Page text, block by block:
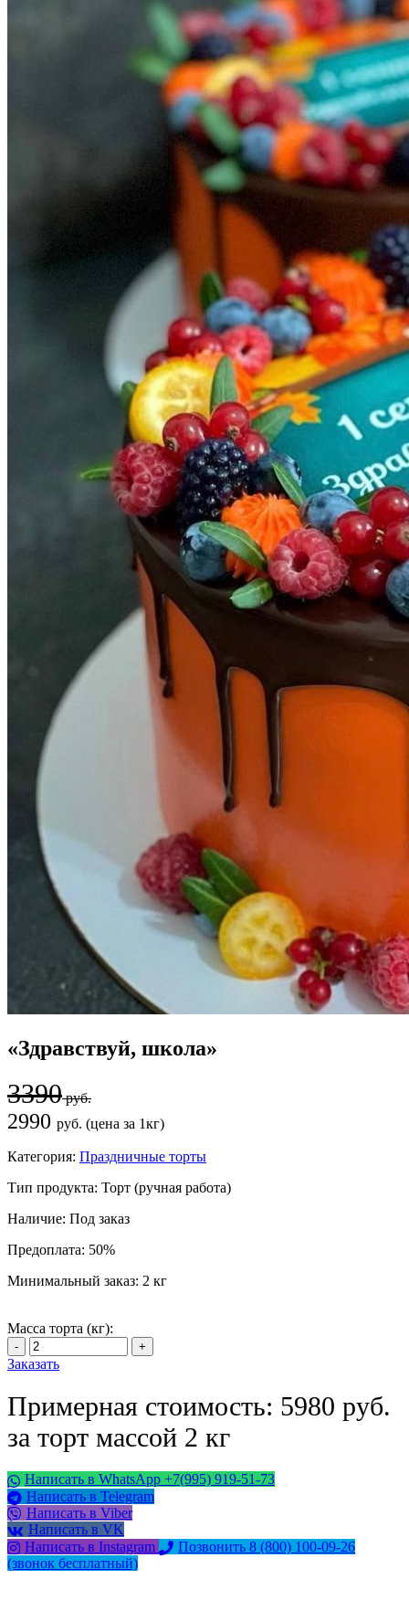
«Здравствуй, школа»
3390руб.
2990 руб. (цена за 1кг)
Категория: Праздничные торты
Тип продукта: Торт (ручная работа)
Наличие: Под заказ
Предоплата: 50%
Минимальный заказ: 2 кг
Масса торта (кг):
Заказать
Примерная стоимость: 5980 руб.
за торт массой 2 кг
Написать в WhatsApp +7(995) 919-51-73
Написать в Telegram
Написать в Viber
Написать в VK
Написать в Instagram
Позвонить 8 (800) 100-09-26
(звонок бесплатный)